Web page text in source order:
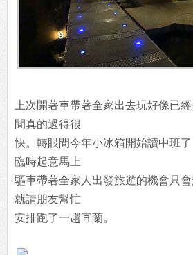
上次開著車帶著全家出去玩好像已
間真的過得很
快。轉眼間今年小冰箱開始讀中班
臨時起意馬上
驅車帶著全家人出發旅遊的機會只
就請朋友幫忙
安排跑了一趟宜蘭。